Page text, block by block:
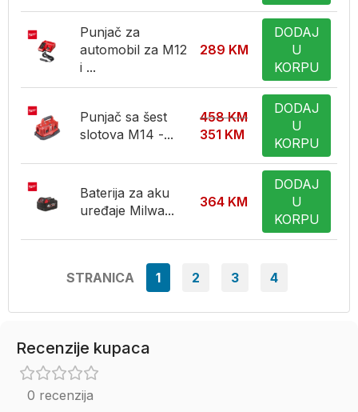
Punjač za
automobil za M12
i ...
289 KM
DODAJ
U
KORPU
Punjač sa šest
slotova M14 -...
458KM
351 KM
DODAJ
U
KORPU
Baterija za aku
uređaje Milwa...
364 KM
DODAJ
U
KORPU
STRANICA 1 2 3 4
Recenzije kupaca
0 recenzija